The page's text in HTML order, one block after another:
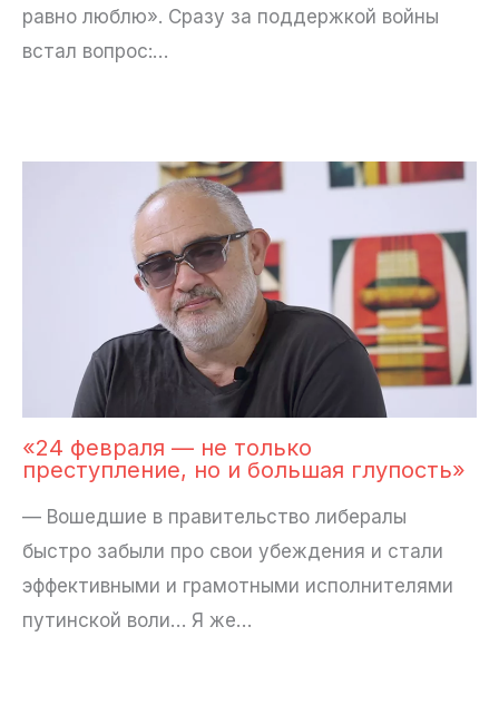
равно люблю». Сразу за поддержкой войны
встал вопрос:…
«24 февраля — не только
преступление, но и большая глупость»
— Вошедшие в правительство либералы
быстро забыли про свои убеждения и стали
эффективными и грамотными исполнителями
путинской воли… Я же…